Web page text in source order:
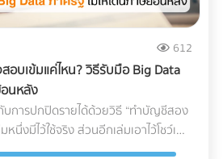
วัสดุก่อสร้างหนัก (เหล็กเส้น,
รรมหนัก, และเครื่องจักรขนาดใหญ่ 4.
(Cold Chain Truck) รถที่ออกแบบมา
มเย็น สามารถปรับอุณหภูมิได้ตั้งแต่
นถึงแช่แข็ง (Frozen) เพื่อรักษาความ
นค้าตลอดเส้นทาง ✅ สินค้าที่ตอบ
สัตว์สด, ผักผลไม้ส่งออก, ยารักษาโรค,
นิดที่ไวต่อความร้อน 5. รถหัวลาก
ยู่ไกล ช่วยลดระยะเวลาการเดินหาของ
ติเหตุระหว่างเครื่องจักรและมนุษย์
คลังสินค้ายอดฮิต การเลือกรูปแบบผัง
ทรงของอาคาร ลักษณะสินค้า และ
ป็นหลัก ดังนี้ครับ: 1. รูปแบบตัว
นี่คือรูปแบบที่ได้รับความนิยม "สูงที่สุด"
คือจุดรับสินค้าเข้า (Receiving) และจุด
จะอยู่ฝั่งเดียวกันของอาคาร โดย
612
อบเข้มแค่ไหน? วิธีรับมือ Big Data
นหลัง
การปกปิดรายได้ด้วยวิธี “ทำบัญชีสอง
นึ่งมีไว้ใช้จริง ส่วนอีกเล่มเอาไว้โชว์เพื่อ
จุบันวิธีนี้ทำได้ยากขึ้นมากในยุคที่กรม